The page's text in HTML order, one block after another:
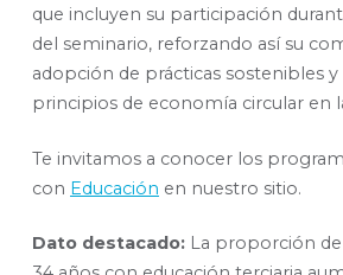
que incluyen su participación
del seminario, reforzando así su
adopción de prácticas sostenibles
principios de economía circular en
Te invitamos a conocer los
con Educación en nuestro sitio.
Dato destacado: La proporción